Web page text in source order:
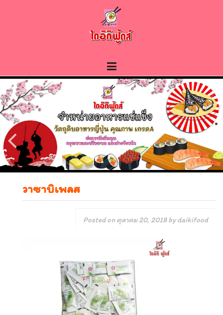
วาซาบิเพลส
Posted onตุลาคม 20, 2018bydaikifood